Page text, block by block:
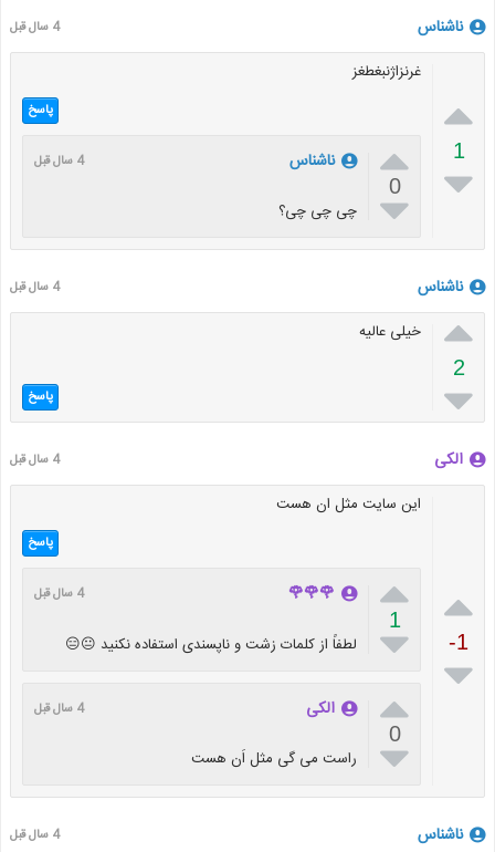
ناشناس 4 سال قبل

1

غرنزاژنبغطغز
پاسخ

0

ناشناس 4 سال قبل
چی چی چی؟
ناشناس 4 سال قبل

2

خیلی عالیه
پاسخ
الکی 4 سال قبل

-1

این سایت مثل ان هست
پاسخ

1

🌹🌹🌹 4 سال قبل
لطفاً از کلمات زشت و ناپسندی استفاده نکنید 😐😑

0

الکی 4 سال قبل
راست می گی مثل اَن هست
ناشناس 4 سال قبل